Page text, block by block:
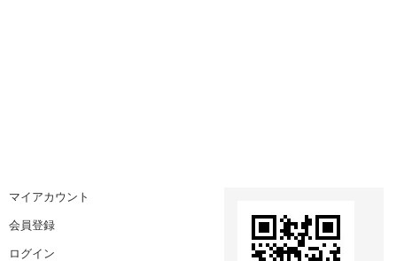
マイアカウント
会員登録
ログイン